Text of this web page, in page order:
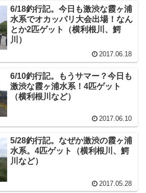
6/18釣行記。今日も激渋な霞ヶ浦
水系でオカッパリ大会出場！なん
とか2匹ゲット（横利根川、鰐
川）
2017.06.18
6/10釣行記。もうサマー？今日も
激渋な霞ヶ浦水系！4匹ゲット
（横利根川など）
2017.06.10
5/28釣行記。なぜか激渋の霞ヶ浦
水系。4匹ゲット（横利根川、鰐
川など）
2017.05.28